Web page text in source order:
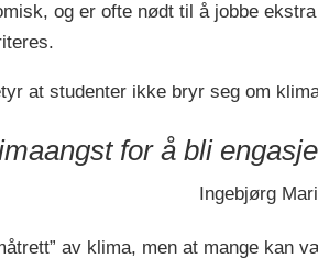
og er ofte nødt til å jobbe
at studenter ikke bryr seg om
for å bli
Ingebjørg
av klima, men at mange kan